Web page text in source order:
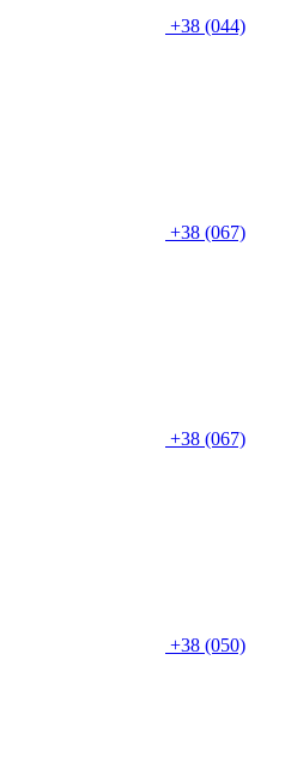
+38 (044)
+38 (067)
+38 (067)
+38 (050)